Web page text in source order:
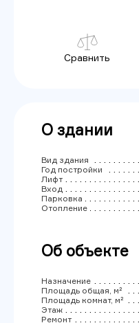
Сравнить
О здании
Вид здания
Год постройки
Лифт
Вход
Парковка
Отопление
Об объекте
Назначение
Площадь общая, м²
Площадь комнат, м²
Этаж
Ремонт